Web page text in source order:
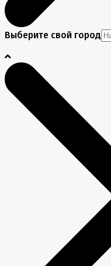
Выберите свой город